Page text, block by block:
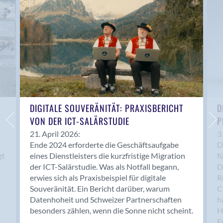
Anwil
Appenzell
Au SG
Baar
Baden
Balsthal
Balzers
Basel
Bassersdorf
Belp
Bendern
Benken (SG)
Bergdietikon
Berlin
Bern
Bern - Liebefeld
DIGITALE SOUVERÄNITÄT: PRAXISBERICHT
VON DER ICT-SALÄRSTUDIE
21. April 2026:
Ende 2024 erforderte die Geschäftsaufgabe
eines Dienstleisters die kurzfristige Migration
der ICT-Salärstudie. Was als Notfall begann,
erwies sich als Praxisbeispiel für digitale
Souveränität. Ein Bericht darüber, warum
Datenhoheit und Schweizer Partnerschaften
besonders zählen, wenn die Sonne nicht scheint.